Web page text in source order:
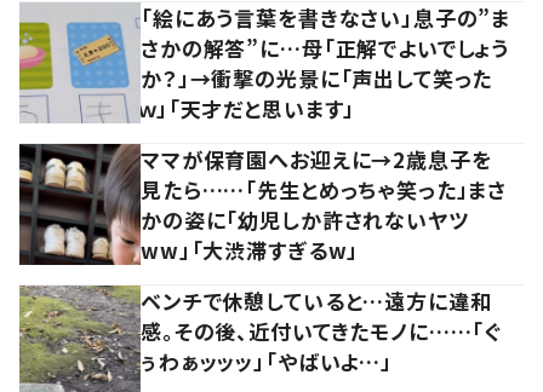
「絵にあう言葉を書きなさい」息子の”ま
さかの解答”に…母「正解でよいでしょう
か？」→衝撃の光景に「声出して笑った
ｗ」「天才だと思います」
ママが保育園へお迎えに→2歳息子を
見たら……「先生とめっちゃ笑った」まさ
かの姿に「幼児しか許されないヤツ
ww」「大渋滞すぎるw」
ベンチで休憩していると…遠方に違和
感。その後、近付いてきたモノに……「ぐ
ぅわぁッッッ」「やばいよ…」